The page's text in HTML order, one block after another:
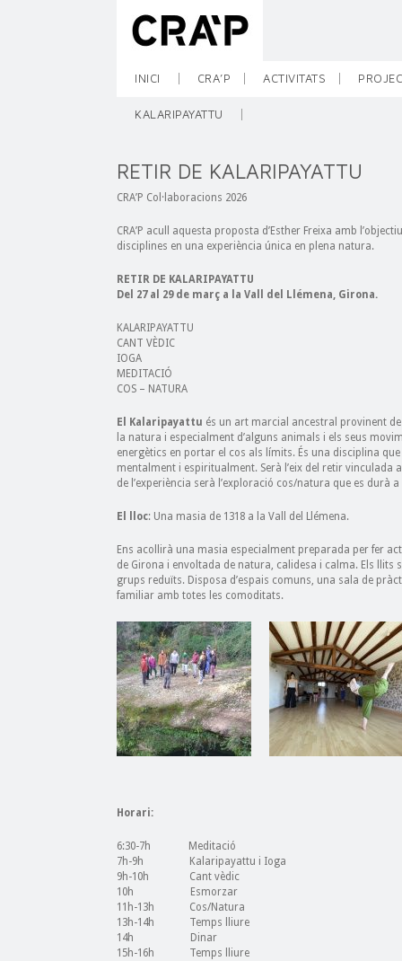
INICI CRA’P ACTIVITATS
KALARIPAYATTU
RETIR DE KALARIPAYATTU
CRA’P Col·laboracions 2026
CRA’P acull aquesta proposta d’Esther Freixa amb
disciplines en una experiència única en plena natura.
RETIR DE KALARIPAYATTU
Del 27 al 29 de març a la Vall del Llémena, Girona.
KALARIPAYATTU
CANT VÈDIC
IOGA
MEDITACIÓ
COS – NATURA
El Kalaripayattu és un art marcial ancestral provinent de
la natura i especialment d’alguns animals i els seus
energètics en portar el cos als límits. És una disciplina
mentalment i espiritualment. Serà l’eix del retir vinculada
de l’experiència serà l’exploració cos/natura que es durà
El lloc: Una masia de 1318 a la Vall del Llémena.
Ens acollirà una masia especialment preparada per fer
de Girona i envoltada de natura, calidesa i calma. Els
grups reduïts. Disposa d’espais comuns, una sala de
familiar amb totes les comoditats.
Horari:
6:30-7h Meditació
7h-9h Kalaripayattu i Ioga
9h-10h Cant vèdic
10h Esmorzar
11h-13h Cos/Natura
13h-14h Temps lliure
14h Dinar
15h-16h Temps lliure